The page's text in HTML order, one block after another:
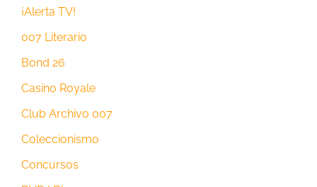
¡Alerta TV!
007 Literario
Bond 26
Casino Royale
Club Archivo 007
Coleccionismo
Concursos